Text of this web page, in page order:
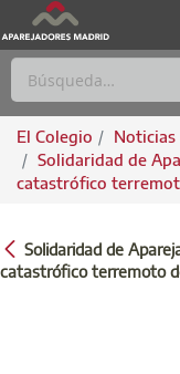
El Colegio
Noticias
Solidaridad de
catastrófico
SOLIDARIDAD
Solidaridad de
catastrófico terremoto